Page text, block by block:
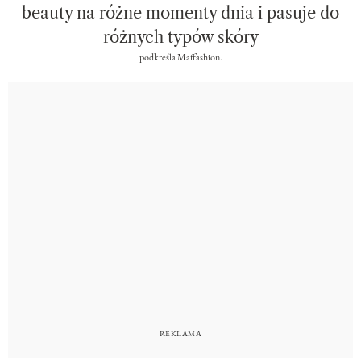
beauty na różne momenty dnia i pasuje do
różnych typów skóry
podkreśla Maffashion.